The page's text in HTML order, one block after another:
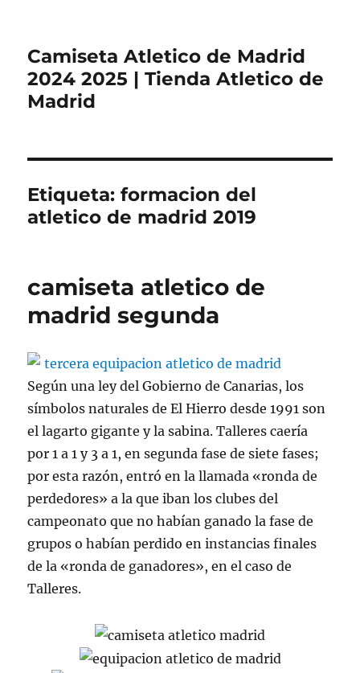
Camiseta Atletico de Madrid
2024 2025 | Tienda Atletico de
Madrid
Etiqueta:formacion del
atletico de madrid 2019
camiseta atletico de
madrid segunda
Según una ley del Gobierno de Canarias, los
símbolos naturales de El Hierro desde 1991 son
el lagarto gigante y la sabina. Talleres caería
por 1 a 1 y 3 a 1, en segunda fase de siete fases;
por esta razón, entró en la llamada «ronda de
perdedores» a la que iban los clubes del
campeonato que no habían ganado la fase de
grupos o habían perdido en instancias finales
de la «ronda de ganadores», en el caso de
Talleres.